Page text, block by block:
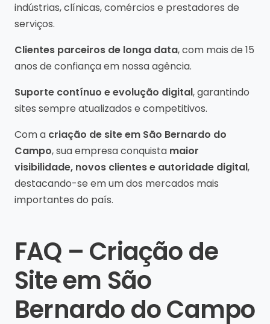
indústrias, clínicas, comércios e prestadores de
serviços.
Clientes parceiros de longa data, com mais de 15
anos de confiança em nossa agência.
Suporte contínuo e evolução digital, garantindo
sites sempre atualizados e competitivos.
Com a criação de site em São Bernardo do
Campo, sua empresa conquista maior
visibilidade, novos clientes e autoridade digital,
destacando-se em um dos mercados mais
importantes do país.
FAQ – Criação de
Site em São
Bernardo do Campo